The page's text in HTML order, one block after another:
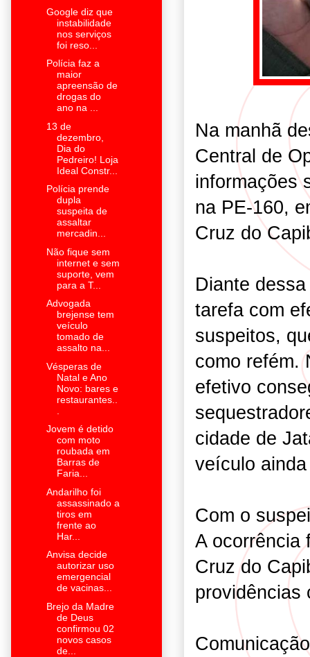
Na manhã
Central de
informações
na PE-160,
Cruz do
Diante
tarefa com
suspeitos,
como refém.
efetivo
cidade de
veículo
Com o
A ocorrência
Cruz do
providências
Google diz que
instabilidade
nos serviços
foi reso...
Polícia faz a
maior
apreensão de
drogas do
ano na ...
13 de
dezembro,
Dia do
Pedreiro! Loja
Ideal Constr...
Polícia prende
dupla
suspeita de
assaltar
mercadin...
Não fique sem
internet e sem
suporte, vem
para a T...
Advogada
brejense tem
veículo
tomado de
assalto na...
Vésperas de
Natal e Ano
Novo: bares e
restaurantes..
Jovem é detido
com moto
roubada em
Barras de
Faria...
Andarilho foi
assassinado a
tiros em
frente ao
Har...
Anvisa decide
autorizar uso
emergencial
de vacinas...
Brejo da Madre
de Deus
confirmou 02
novos casos
de...